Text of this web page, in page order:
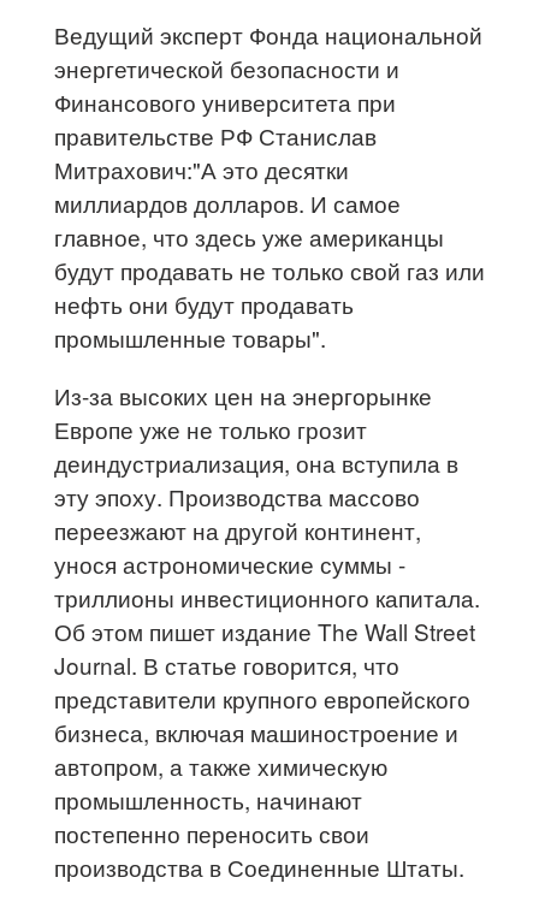
Ведущий эксперт Фонда национальной
энергетической безопасности и
Финансового университета при
правительстве РФ Станислав
Митрахович:"А это десятки
миллиардов долларов. И самое
главное, что здесь уже американцы
будут продавать не только свой газ или
нефть они будут продавать
промышленные товары".
Из-за высоких цен на энергорынке
Европе уже не только грозит
деиндустриализация, она вступила в
эту эпоху. Производства массово
переезжают на другой континент,
унося астрономические суммы -
триллионы инвестиционного капитала.
Об этом пишет издание The Wall Street
Journal. В статье говорится, что
представители крупного европейского
бизнеса, включая машиностроение и
автопром, а также химическую
промышленность, начинают
постепенно переносить свои
производства в Соединенные Штаты.